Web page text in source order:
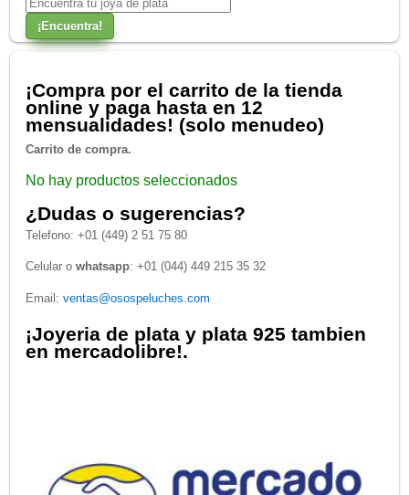
¡Compra por el carrito de la tienda
online y paga hasta en 12
mensualidades! (solo menudeo)
Carrito de compra.
No hay productos seleccionados
¿Dudas o sugerencias?
Telefono: +01 (449) 2 51 75 80
Celular owhatsapp: +01 (044) 449 215 35 32
Email:ventas@osospeluches.com
¡Joyeria de plata y plata 925 tambien
en mercadolibre!.